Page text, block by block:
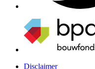
Disclaimer